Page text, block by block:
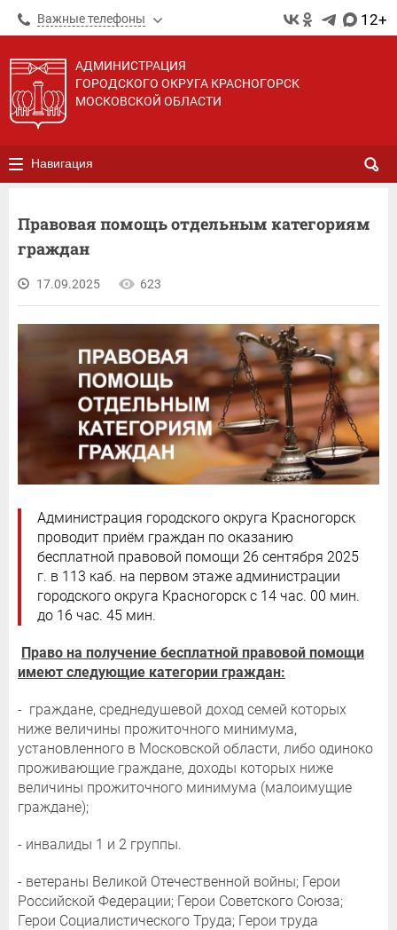
Важные телефоны 12+
АДМИНИСТРАЦИЯ
ГОРОДСКОГО ОКРУГА КРАСНОГОРСК
МОСКОВСКОЙ ОБЛАСТИ
Навигация
Правовая помощь отдельным категориям
граждан
17.09.2025 623
Администрация городского округа Красногорск
проводит приём граждан по оказанию
бесплатной правовой помощи 26 сентября 2025
г. в 113 каб. на первом этаже администрации
городского округа Красногорск с 14 час. 00 мин.
до 16 час. 45 мин.
Право на получение бесплатной правовой помощи
имеют следующие категории граждан:
- граждане, среднедушевой доход семей которых
ниже величины прожиточного минимума,
установленного в Московской области, либо одиноко
проживающие граждане, доходы которых ниже
величины прожиточного минимума (малоимущие
граждане);
- инвалиды 1 и 2 группы.
- ветераны Великой Отечественной войны; Герои
Российской Федерации; Герои Советского Союза;
Герои Социалистического Труда; Герои труда